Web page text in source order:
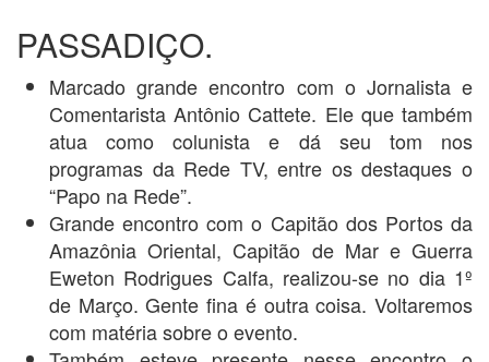
PASSADIÇO.
Marcado grande encontro com o Jornalista e
Comentarista Antônio Cattete. Ele que também
atua como colunista e dá seu tom nos
programas da Rede TV, entre os destaques o
“Papo na Rede”.
Grande encontro com o Capitão dos Portos da
Amazônia Oriental, Capitão de Mar e Guerra
Eweton Rodrigues Calfa, realizou-se no dia 1º
de Março. Gente fina é outra coisa. Voltaremos
com matéria sobre o evento.